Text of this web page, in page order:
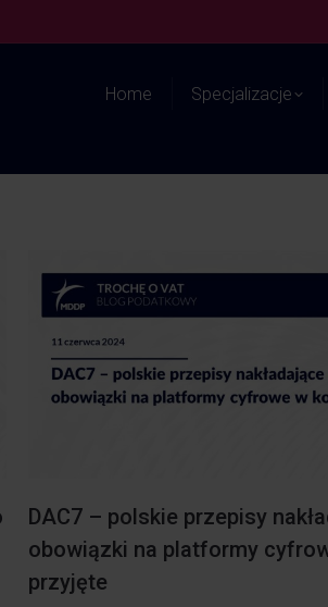
Home Specjalizacje
DAC7 – polskie przepisy
obowiązki na platformy
przyjęte